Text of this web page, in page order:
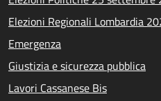
Elezioni Regionali Lombardia
Emergenza
Giustizia e sicurezza pubblica
Lavori Cassanese Bis